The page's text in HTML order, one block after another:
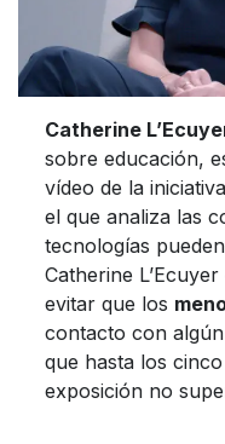
Catherine
sobre educación,
vídeo de la iniciativa
el que analiza las
tecnologías
Catherine
evitar que los
contacto con
que hasta los
exposición no